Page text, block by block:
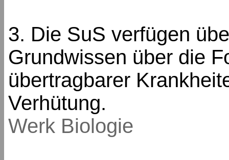
3. Die SuS verfügen
Grundwissen über die
übertragbarer
Verhütung.
Werk Biologie